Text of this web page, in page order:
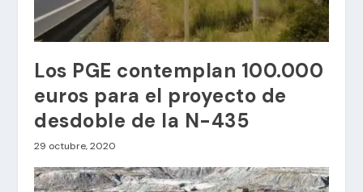
Los PGE contemplan 100.000
euros para el proyecto de
desdoble de la N-435
29 octubre, 2020